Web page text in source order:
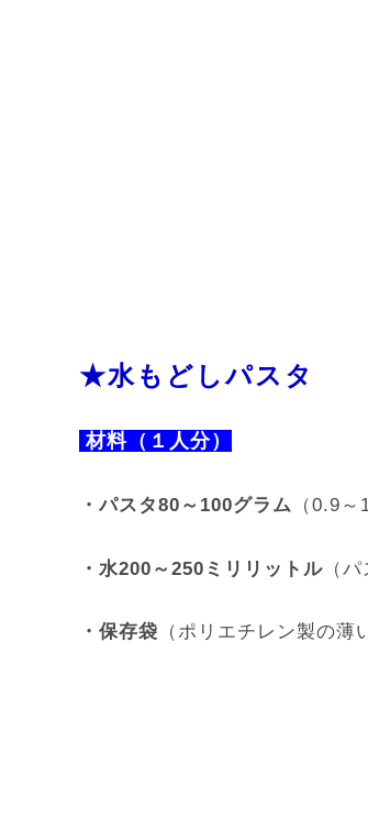
★水もどしパスタ
材料（１人分）
・パスタ80～100グラム （0.9
・水200～250ミリリットル （
・保存袋 （ポリエチレン製の薄